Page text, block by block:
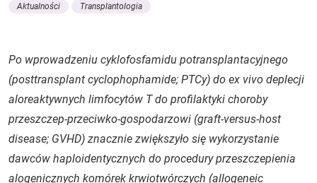
Aktualności Transplantologia
Po wprowadzeniu cyklofosfamidu potransplantacyjnego
(posttransplant cyclophophamide; PTCy) do ex vivo deplecji
aloreaktywnych limfocytów T do profilaktyki choroby
przeszczep-przeciwko-gospodarzowi (graft-versus-host
disease; GVHD) znacznie zwiększyło się wykorzystanie
dawców haploidentycznych do procedury przeszczepienia
alogenicznych komórek krwiotwórczych (allogeneic